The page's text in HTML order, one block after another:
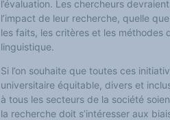
l’évaluation. Les chercheurs
l’impact de leur recherche, quelle
les faits, les critères et les méthodes
linguistique.
Si l’on souhaite que toutes ces
universitaire équitable, divers et
à tous les secteurs de la société
la recherche doit s’intéresser aux